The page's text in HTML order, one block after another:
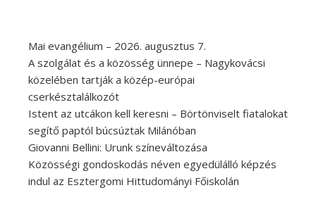
Mai evangélium – 2026. augusztus 7.
A szolgálat és a közösség ünnepe – Nagykovácsi
közelében tartják a közép-európai
cserkésztalálkozót
Istent az utcákon kell keresni – Börtönviselt fiatalokat
segítő paptól búcsúztak Milánóban
Giovanni Bellini: Urunk színeváltozása
Közösségi gondoskodás néven egyedülálló képzés
indul az Esztergomi Hittudományi Főiskolán